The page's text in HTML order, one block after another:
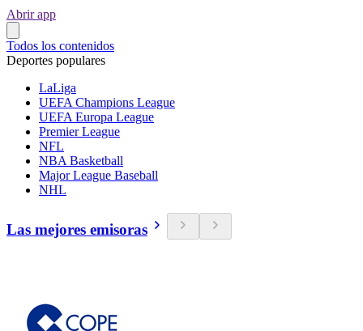
Abrir app
Todos los contenidos
Deportes populares
LaLiga
UEFA Champions League
UEFA Europa League
Premier League
NFL
NBA Basketball
Major League Baseball
NHL
Las mejores emisoras